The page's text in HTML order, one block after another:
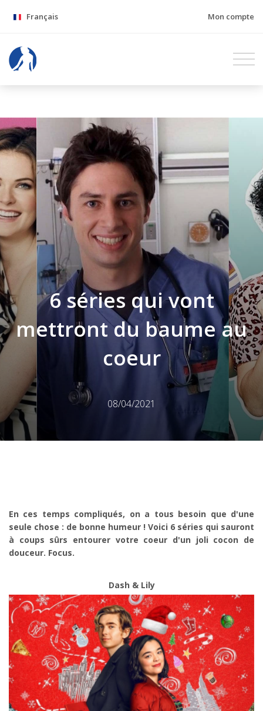
Français Mon compte
6 séries qui vont
mettront du baume au
coeur
08/04/2021
En ces temps compliqués, on a tous besoin que d'une
seule chose : de bonne humeur ! Voici 6 séries qui sauront
à coups sûrs entourer votre coeur d'un joli cocon de
douceur. Focus.
Dash & Lily